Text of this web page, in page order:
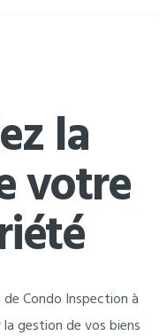
la
votre
Condo Inspection à
gestion de vos biens